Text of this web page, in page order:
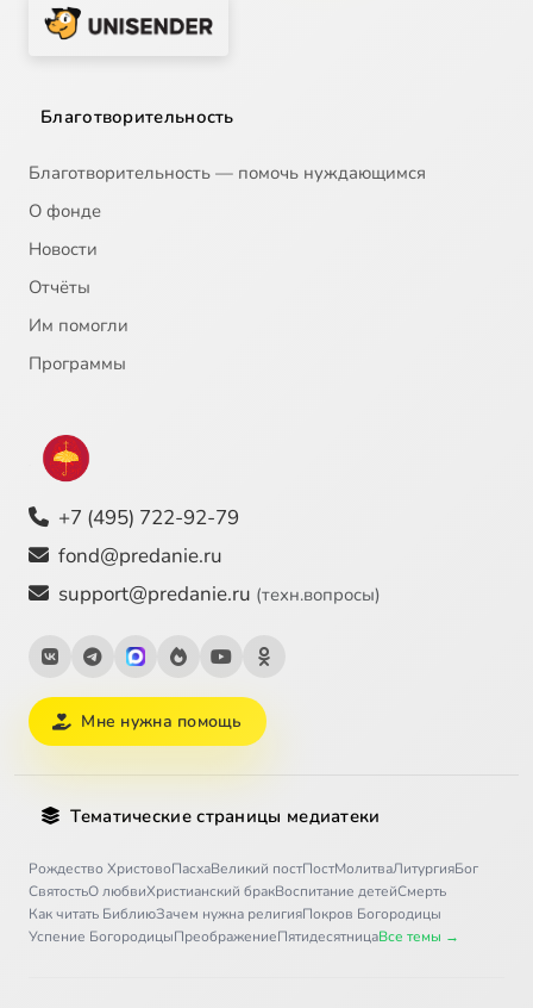
Благотворительность
Благотворительность — помочь нуждающимся
О фонде
Новости
Отчёты
Им помогли
Программы
+7 (495) 722-92-79
fond@predanie.ru
support@predanie.ru (техн.вопросы)
Мне нужна помощь
Тематические страницы медиатеки
Рождество ХристовоПасхаВеликий постПостМолитваЛитургияБог
СвятостьО любвиХристианский бракВоспитание детейСмерть
Как читать БиблиюЗачем нужна религияПокров Богородицы
Успение БогородицыПреображениеПятидесятницаВсе темы →